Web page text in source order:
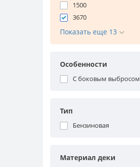
1500
3670
Показать еще 13
Особенности
С боковым выбросом
Тип
Бензиновая
Материал деки